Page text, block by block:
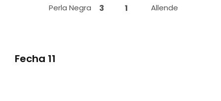
Perla Negra
3 1 Allende
Fecha 11